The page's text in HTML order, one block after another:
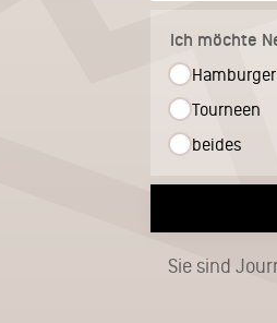
Ich möchte
Tourneen
beides
Sie sind